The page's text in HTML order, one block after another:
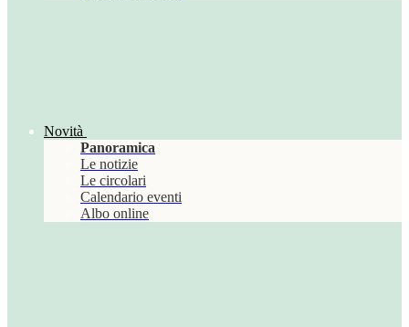
Novità
Panoramica
Le notizie
Le circolari
Calendario eventi
Albo online